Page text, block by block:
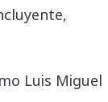
Luis Miguel